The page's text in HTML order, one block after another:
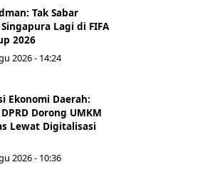
Tak Sabar
Lagi di FIFA
2026
2026 - 14:24
Ekonomi Daerah:
Dorong UMKM
Lewat Digitalisasi
2026 - 10:36